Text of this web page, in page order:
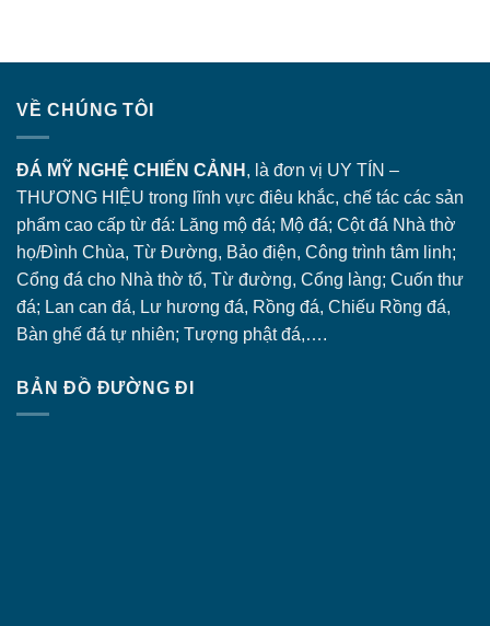
VỀ CHÚNG TÔI
ĐÁ MỸ NGHỆ CHIẾN CẢNH , là đơn vị UY TÍN –
THƯƠNG HIỆU trong lĩnh vực điêu khắc, chế tác các sản
phẩm cao cấp từ đá: Lăng mộ đá; Mộ đá; Cột đá Nhà thờ
họ/Đình Chùa, Từ Đường, Bảo điện, Công trình tâm linh;
Cổng đá cho Nhà thờ tổ, Từ đường, Cổng làng; Cuốn thư
đá; Lan can đá, Lư hương đá, Rồng đá, Chiếu Rồng đá,
Bàn ghế đá tự nhiên; Tượng phật đá,….
BẢN ĐỒ ĐƯỜNG ĐI